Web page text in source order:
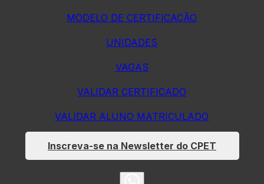
MODELO DE CERTIFICAÇÃO
UNIDADES
VAGAS
VALIDAR CERTIFICADO
VALIDAR ALUNO MATRICULADO
Inscreva-se na Newsletter do CPET